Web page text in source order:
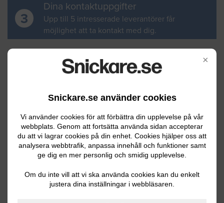
×
Snickare.se använder cookies
Vi använder cookies för att förbättra din upplevelse på vår
webbplats. Genom att fortsätta använda sidan accepterar
du att vi lagrar cookies på din enhet. Cookies hjälper oss att
analysera webbtrafik, anpassa innehåll och funktioner samt
ge dig en mer personlig och smidig upplevelse.
Om du inte vill att vi ska använda cookies kan du enkelt
justera dina inställningar i webbläsaren.
3
Dina kontaktuppgifter
Upp till 5 intresserade leverantörer får
möjlighet att ta kontakt med dig.
Ditt för- och efternamn
Din e-postadress
Ditt telefonnummer